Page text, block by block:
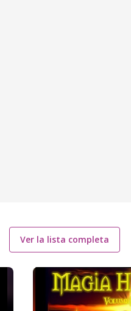
Ver la lista completa